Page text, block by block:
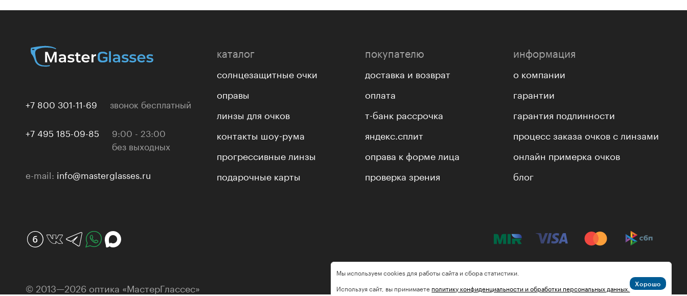
+7 800 301-11-69 звонок бесплатный
+7 495 185-09-85
9:00 - 23:00
без выходных
e-mail: info@masterglasses.ru
каталог
солнцезащитные очки
оправы
линзы для очков
контакты шоу-рума
прогрессивные линзы
подарочные карты
покупателю
доставка и возврат
оплата
т-банк рассрочка
яндекс.сплит
оправа к форме лица
проверка зрения
информация
о компании
гарантии
гарантия подлинности
процесс заказа очков с линзами
онлайн примерка очков
блог
© 2013—2026 оптика «МастерГлассес»
Мы используем cookies для работы сайта и сбора статистики.
Используя сайт, вы принимаете политику конфиденциальности и обработки персональных данных. Хорошо